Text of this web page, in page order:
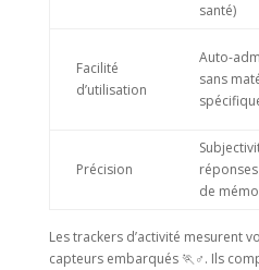
santé)
Facilité
d’utilisation
Auto-
sans
Précision
de
Les trackers d’activité mesurent
capteurs embarqués 🏃♂️. Ils